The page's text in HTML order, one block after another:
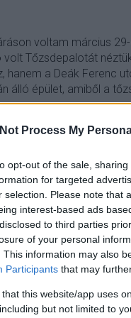
Process My
opt-out of the sale,
for targeted
selection. Please note that
interest-based ads
to third parties
of your personal
This information may also
Participants that may
that this website/app uses
but not limited to
voltam március
Tőzsdepalotát
hanem a Deák Ferenc
álló épület, amiből a
TOVÁBB
bp05 vorosmartyter